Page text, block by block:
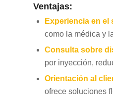
Ventajas:
Experiencia en el
como la médica y
Consulta sobre
por inyección,
Orientación al
ofrece soluciones